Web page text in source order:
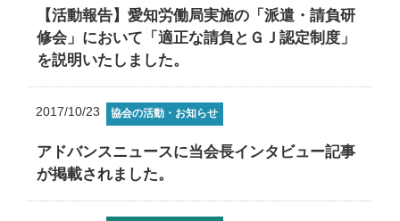
【活動報告】愛知労働局実施の「派遣・請負研
修会」において「適正な請負とＧＪ認定制度」
を説明いたしました。
2017/10/23 協会の活動・お知らせ
アドバンスニュースに当会長インタビュー記事
が掲載されました。